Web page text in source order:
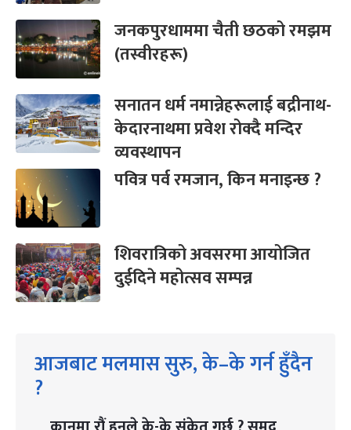
जनकपुरधाममा चैती छठको रमझम
(तस्वीरहरू)
सनातन धर्म नमान्नेहरूलाई बद्रीनाथ-
केदारनाथमा प्रवेश रोक्दै मन्दिर
व्यवस्थापन
पवित्र पर्व रमजान, किन मनाइन्छ ?
शिवरात्रिको अवसरमा आयोजित
दुईदिने महोत्सव सम्पन्न
आजबाट मलमास सुरु, के–के गर्न हुँदैन
?